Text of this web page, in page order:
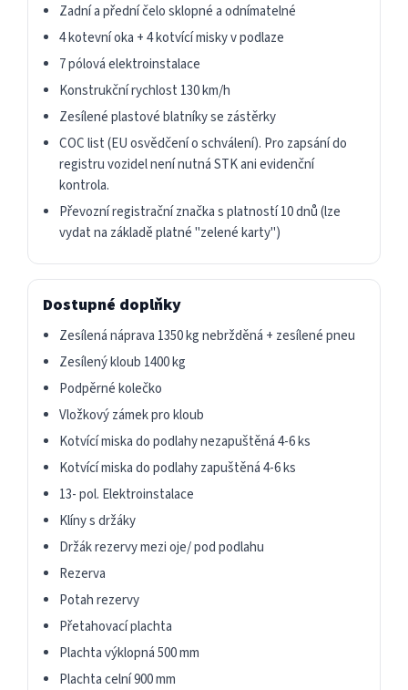
Zadní a přední čelo sklopné a odnímatelné
4 kotevní oka + 4 kotvící misky v podlaze
7 pólová elektroinstalace
Konstrukční rychlost 130 km/h
Zesílené plastové blatníky se zástěrky
COC list (EU osvědčení o schválení). Pro zapsání do
registru vozidel není nutná STK ani evidenční
kontrola.
Převozní registrační značka s platností 10 dnů (lze
vydat na základě platné "zelené karty")
Dostupné doplňky
Zesílená náprava 1350 kg nebržděná + zesílené pneu
Zesílený kloub 1400 kg
Podpěrné kolečko
Vložkový zámek pro kloub
Kotvící miska do podlahy nezapuštěná 4-6 ks
Kotvící miska do podlahy zapuštěná 4-6 ks
13- pol. Elektroinstalace
Klíny s držáky
Držák rezervy mezi oje/ pod podlahu
Rezerva
Potah rezervy
Přetahovací plachta
Plachta výklopná 500 mm
Plachta celní 900 mm